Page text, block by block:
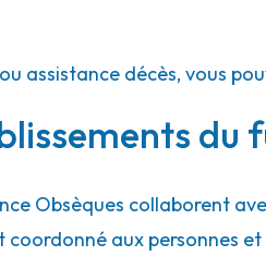
assistance décès, vous
du
Obsèques collaborent
aux personnes